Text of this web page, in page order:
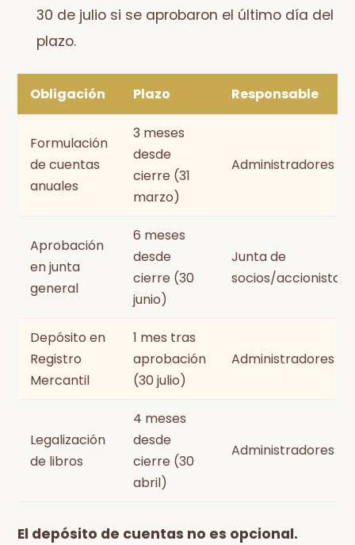
30 de julio si se aprobaron el último día del
plazo.
Obligación Plazo Responsable
Formulación
de cuentas
anuales
3 meses
desde
cierre (31
marzo)
Administradores
Aprobación
en junta
general
6 meses
desde
cierre (30
junio)
Junta de
socios/accionistas
Depósito en
Registro
Mercantil
1 mes tras
aprobación
(30 julio)
Administradores
Legalización
de libros
4 meses
desde
cierre (30
abril)
Administradores
El depósito de cuentas no es opcional.